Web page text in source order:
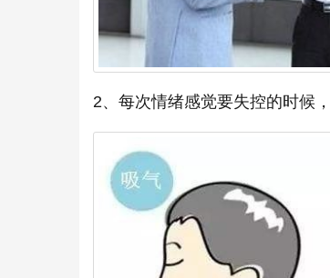
2、每次情绪感觉要失控的时候